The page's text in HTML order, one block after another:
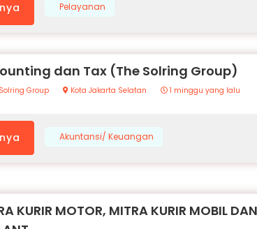
Pelayanan
dan Tax (The Solring Group)
Group Kota Jakarta Selatan 1 minggu yang lalu
Akuntansi/ Keuangan
KURIR MOTOR, MITRA KURIR MOBIL